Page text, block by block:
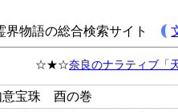
界物語の総合検索サイト
☆★☆奈良のナラティブ「
宝珠 酉の巻